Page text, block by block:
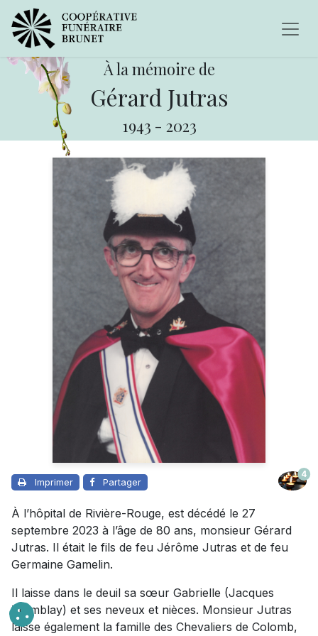
À la mémoire de
Gérard Jutras
1943 - 2023
Imprimer Partager
4
À l’hôpital de Rivière-Rouge, est décédé le 27
septembre 2023 à l’âge de 80 ans, monsieur Gérard
Jutras. Il était le fils de feu Jérôme Jutras et de feu
Germaine Gamelin.
Il laisse dans le deuil sa sœur Gabrielle (Jacques
Tremblay) et ses neveux et nièces. Monsieur Jutras
laisse également la famille des Chevaliers de Colomb,